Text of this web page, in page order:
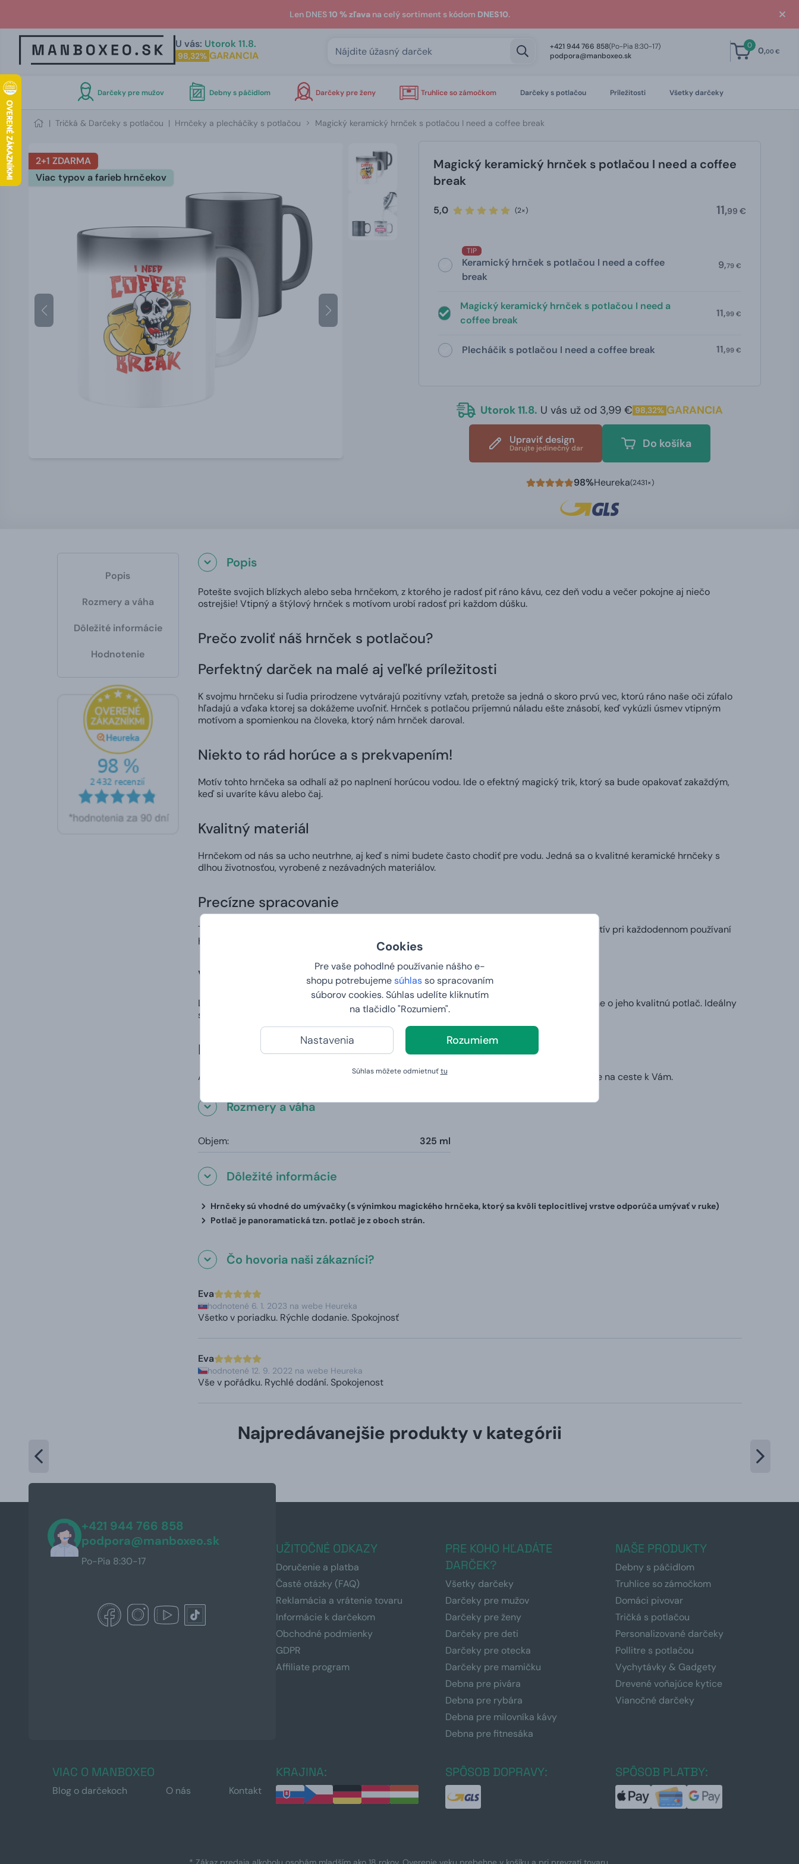
Cookies
Pre vaše pohodlné používanie nášho e-
shopu potrebujemesúhlasso spracovaním
súborov cookies. Súhlas udelíte kliknutím
na tlačidlo "Rozumiem".
Nastavenia Rozumiem
Súhlas môžete odmietnuťtu
Len DNES10 % zľavana celý sortiment s kódom DNES10.
U vás: Utorok 11.8.
98,32% GARANCIA
+421 944 766 858(Po-Pia 8:30-17)
podpora@manboxeo.sk
0 0,00 €
Darčeky pre mužov Debny s páčidlom Darčeky pre ženy Truhlice so zámočkom Darčeky s potlačou Príležitosti Všetky darčeky
| Tričká & Darčeky s potlačou | Hrnčeky a plecháčiky s potlačou Magický keramický hrnček s potlačou I need a coffee break
2+1 ZDARMA
Viac typov a farieb hrnčekov
Magický keramický hrnček s potlačou I need a coffee
break
5,0 (2×) 11,99 €
TIP
Keramický hrnček s potlačou I need a coffee
break
9,79 €
Magický keramický hrnček s potlačou I need a
coffee break
11,99 €
Plecháčik s potlačou I need a coffee break 11,99 €
Utorok 11.8. U vás už od 3,99 € 98,32% GARANCIA
Upraviť design
Darujte jedinečný dar Do košíka
98%Heureka(2431×)
Popis
Rozmery a váha
Dôležité informácie
Hodnotenie
Popis
Potešte svojich blízkych alebo seba hrnčekom, z ktorého je radosť piť ráno kávu, cez deň vodu a večer pokojne aj niečo
ostrejšie! Vtipný a štýlový hrnček s motívom urobí radosť pri každom dúšku.
Prečo zvoliť náš hrnček s potlačou?
Perfektný darček na malé aj veľké príležitosti
K svojmu hrnčeku si ľudia prirodzene vytvárajú pozitívny vzťah, pretože sa jedná o skoro prvú vec, ktorú ráno naše oči zúfalo
hľadajú a vďaka ktorej sa dokážeme uvoľniť. Hrnček s potlačou príjemnú náladu ešte znásobí, keď vykúzli úsmev vtipným
motívom a spomienkou na človeka, ktorý nám hrnček daroval.
Niekto to rád horúce a s prekvapením!
Motív tohto hrnčeka sa odhalí až po naplnení horúcou vodou. Ide o efektný magický trik, ktorý sa bude opakovať zakaždým,
keď si uvaríte kávu alebo čaj.
Kvalitný materiál
Hrnčekom od nás sa ucho neutrhne, aj keď s nimi budete často chodiť pre vodu. Jedná sa o kvalitné keramické hrnčeky s
dlhou životnosťou, vyrobené z nezávadných materiálov.
Precízne spracovanie
Tlač samotného motívu riešime pomocou najmodernejšej digitálnej technológie. Preto sa motív pri každodennom používaní
hrnčeka neošúpe ani nevybledne.
Vlastný dizajn
Ľahko a rýchlo si v našom editore môžete vytvoriť vlastný dizajn na hrnček a my sa postaráme o jeho kvalitnú potlač. Ideálny
spôsob, ako niekomu pripraviť skutočne osobitý darček alebo vyjadriť svoj štýl.
Doručenie do 2. dňa
A to vrátane vašej vlastnej potlače. Vy nám zadáte tričko vašich snov a na druhý deň už bude na ceste k Vám.
Rozmery a váha
Objem: 325 ml
Dôležité informácie
Hrnčeky sú vhodné do umývačky (s výnimkou magického hrnčeka, ktorý sa kvôli teplocitlivej vrstve odporúča umývať v ruke)
Potlač je panoramatická tzn. potlač je z oboch strán.
Čo hovoria naši zákazníci?
Eva
hodnotené 6. 1. 2023 na webe Heureka
Všetko v poriadku. Rýchle dodanie. Spokojnosť
Eva
hodnotené 12. 9. 2022 na webe Heureka
Vše v pořádku. Rychlé dodání. Spokojenost
Najpredávanejšie produkty v kategórii
+421 944 766 858
podpora@manboxeo.sk
Po-Pia 8:30-17
UŽITOČNÉ ODKAZY
Doručenie a platba
Časté otázky (FAQ)
Reklamácia a vrátenie tovaru
Informácie k darčekom
Obchodné podmienky
GDPR
Affiliate program
PRE KOHO HĽADÁTE
DARČEK?
Všetky darčeky
Darčeky pre mužov
Darčeky pre ženy
Darčeky pre deti
Darčeky pre otecka
Darčeky pre mamičku
Debna pre pivára
Debna pre rybára
Debna pre milovníka kávy
Debna pre fitnesáka
NAŠE PRODUKTY
Debny s páčidlom
Truhlice so zámočkom
Domáci pivovar
Tričká s potlačou
Personalizované darčeky
Pollitre s potlačou
Vychytávky & Gadgety
Drevené voňajúce kytice
Vianočné darčeky
VIAC O MANBOXEO
Blog o darčekoch O nás Kontakt
KRAJINA: SPÔSOB DOPRAVY: SPÔSOB PLATBY: